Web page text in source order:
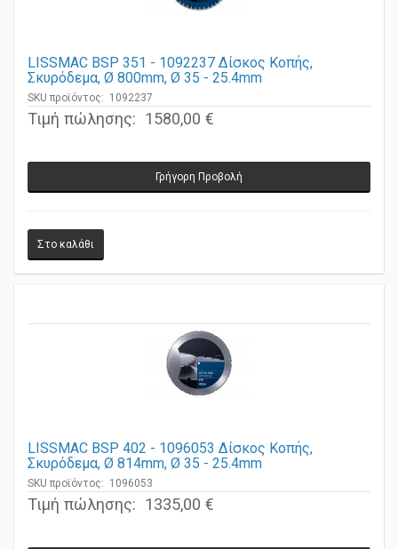
LISSMAC BSP 351 - 1092237 Δίσκος Κοπής,
Σκυρόδεμα, Ø 800mm, Ø 35 - 25.4mm
SKU προϊόντος: 1092237
Τιμή πώλησης: 1580,00 €
LISSMAC BSP 402 - 1096053 Δίσκος Κοπής,
Σκυρόδεμα, Ø 814mm, Ø 35 - 25.4mm
SKU προϊόντος: 1096053
Τιμή πώλησης: 1335,00 €